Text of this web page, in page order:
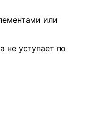
или
не уступает по